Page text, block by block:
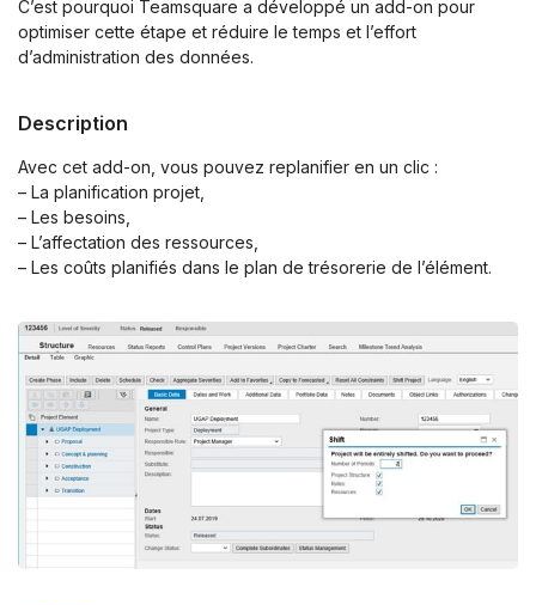
C’est pourquoi Teamsquare a développé un add-on pour
optimiser cette étape et réduire le temps et l’effort
d’administration des données.
Description
Avec cet add-on, vous pouvez replanifier en un clic :
– La planification projet,
– Les besoins,
– L’affectation des ressources,
– Les coûts planifiés dans le plan de trésorerie de l’élément.